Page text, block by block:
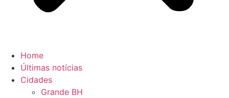
Home
Últimas notícias
Cidades
Grande BH